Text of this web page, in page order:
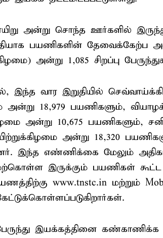
அன்று சொந்த ஊர்களில்
பயணிகளின் தேவைக்கேற்ப
அன்று 1,085 சிறப்பு
இந்த வார இறுதியில்
அன்று 18,979 பயணிகளும்,
அன்று 10,675 பயணிகளும்,
அன்று 18,320
இந்த எண்ணிக்கை மேலும்
இருக்கும் பயணிகள் கூட்ட
www.tnstc.in மற்றும்
இயக்கத்தினை